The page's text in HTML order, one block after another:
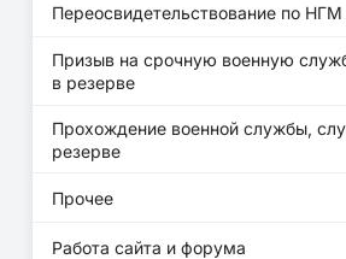
Переосвидетельствование по НГМ
Призыв на срочную военную
в резерве
Прохождение военной службы,
резерве
Прочее
Работа сайта и форума